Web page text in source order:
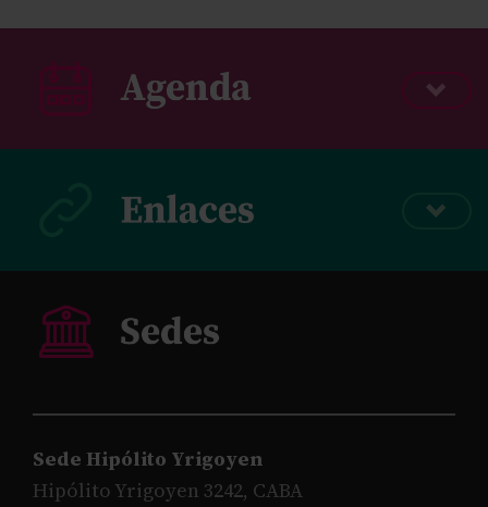
Sede Hipólito Yrigoyen
Hipólito Yrigoyen 3242, CABA